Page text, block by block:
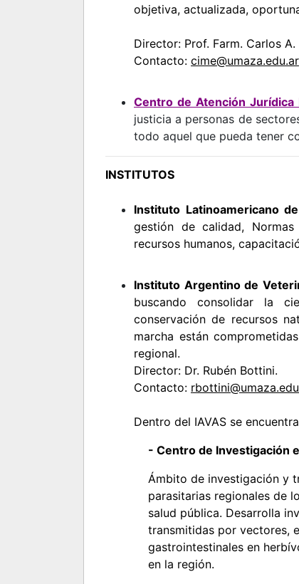
objetiva, actualizada,
Director: Prof. Farm. Carlos
Contacto: cime@umaza.edu.ar
Centro de Atención Jurídica
justicia a personas de
todo aquel que pueda tener
INSTITUTOS
Instituto Latinoamericano
gestión de calidad,
recursos humanos,
Instituto Argentino de
buscando consolidar la
conservación de recursos
marcha están
regional.
Director: Dr. Rubén Bottini.
Contacto:
Dentro del IAVAS se
- Centro de Investigación
Ámbito de investigación y
parasitarias regionales de
salud pública. Desarrolla
transmitidas por vectores,
gastrointestinales en
en la región.